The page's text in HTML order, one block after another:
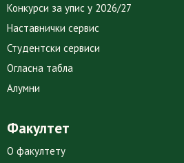
Конкурси за упис у 2026/27
Наставнички сервис
Студентски сервиси
Огласна табла
Алумни
Факултет
О факултету